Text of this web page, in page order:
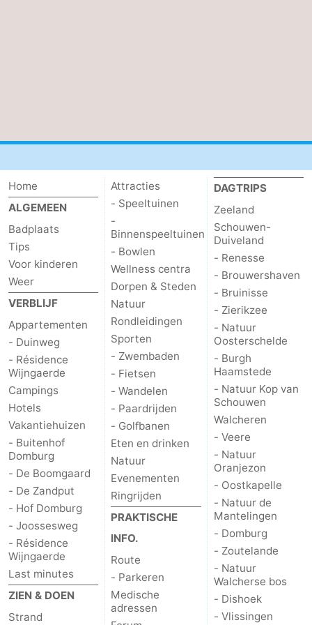
Natuur
Het
Zwin
Weer
Contact
Home
ALGEMEEN
Badplaats
Tips
Voor kinderen
Weer
VERBLIJF
Appartementen
- Duinweg
- Résidence
Wijngaerde
Campings
Hotels
Vakantiehuizen
- Buitenhof
Domburg
- De Boomgaard
- De Zandput
- Hof Domburg
- Joossesweg
- Résidence
Wijngaerde
Last minutes
ZIEN & DOEN
Strand
Attracties
- Speeltuinen
-
Binnenspeeltuinen
- Bowlen
Wellness centra
Dorpen & Steden
Natuur
Rondleidingen
Sporten
- Zwembaden
- Fietsen
- Wandelen
- Paardrijden
- Golfbanen
Eten en drinken
Natuur
Evenementen
Ringrijden
PRAKTISCHE
INFO.
Route
- Parkeren
Medische
adressen
DAGTRIPS
Zeeland
Schouwen-
Duiveland
- Renesse
- Brouwershaven
- Bruinisse
- Zierikzee
- Natuur
Oosterschelde
- Burgh
Haamstede
- Natuur Kop van
Schouwen
Walcheren
- Veere
- Natuur
Oranjezon
- Oostkapelle
- Natuur de
Mantelingen
- Domburg
- Zoutelande
- Natuur
Walcherse bos
- Dishoek
- Vlissingen